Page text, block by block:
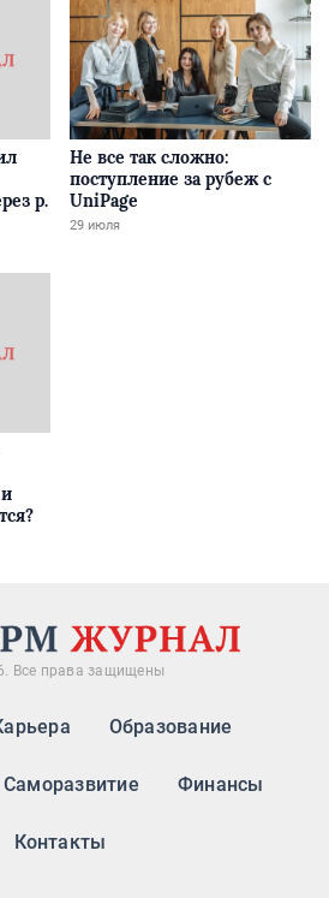
р.
Не все так сложно:
поступление за рубеж с
UniPage
29 июля
Все права защищены
Образование
Саморазвитие Финансы
Контакты